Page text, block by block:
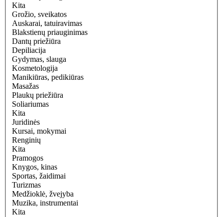
Kita
Grožio, sveikatos
Auskarai, tatuiravimas
Blakstienų priauginimas
Dantų priežiūra
Depiliacija
Gydymas, slauga
Kosmetologija
Manikiūras, pedikiūras
Masažas
Plaukų priežiūra
Soliariumas
Kita
Juridinės
Kursai, mokymai
Renginių
Kita
Pramogos
Knygos, kinas
Sportas, žaidimai
Turizmas
Medžioklė, žvejyba
Muzika, instrumentai
Kita